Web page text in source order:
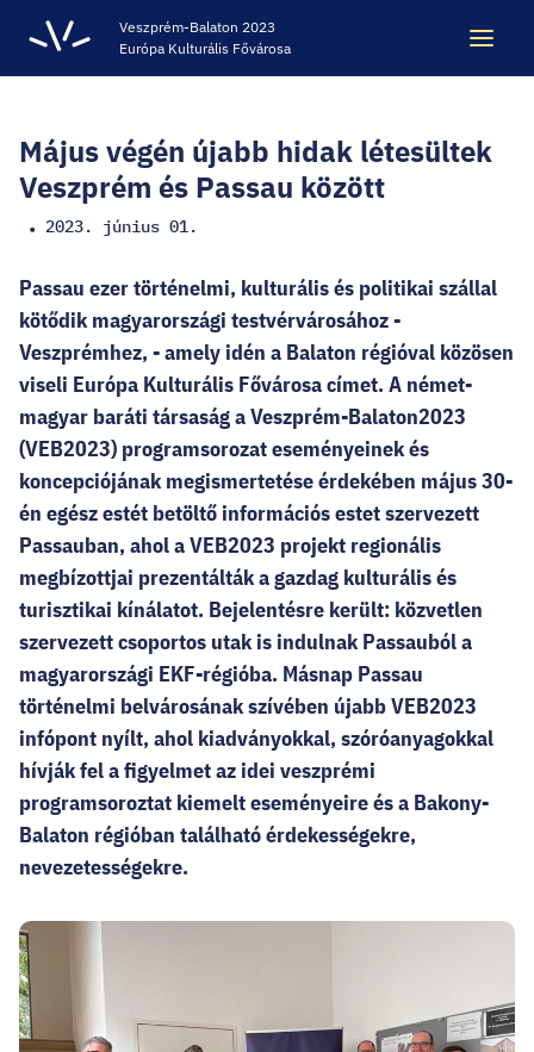
Veszprém-Balaton 2023
Európa Kulturális Fővárosa
Keresés
ÖRÖKSÉG
VESZPRÉM-BALATON 2023 EKF
CODE - DIGITÁLIS ÉLMÉNYKÖZPONT
VÁRBÖRTÖN LÁTOGATÓKÖZPONT
HELLOVEB PROGRAMAJÁNLÓ
KARRIER
FacebookInstagramYouTubeTwitter
EN
Május végén újabb hidak létesültek
Veszprém és Passau között
• 2023. június 01.
Passau ezer történelmi, kulturális és politikai szállal
kötődik magyarországi testvérvárosához -
Veszprémhez, - amely idén a Balaton régióval közösen
viseli Európa Kulturális Fővárosa címet. A német-
magyar baráti társaság a Veszprém-Balaton2023
(VEB2023) programsorozat eseményeinek és
koncepciójának megismertetése érdekében május 30-
én egész estét betöltő információs estet szervezett
Passauban, ahol a VEB2023 projekt regionális
megbízottjai prezentálták a gazdag kulturális és
turisztikai kínálatot. Bejelentésre került: közvetlen
szervezett csoportos utak is indulnak Passauból a
magyarországi EKF-régióba. Másnap Passau
történelmi belvárosának szívében újabb VEB2023
infópont nyílt, ahol kiadványokkal, szóróanyagokkal
hívják fel a figyelmet az idei veszprémi
programsoroztat kiemelt eseményeire és a Bakony-
Balaton régióban található érdekességekre,
nevezetességekre.